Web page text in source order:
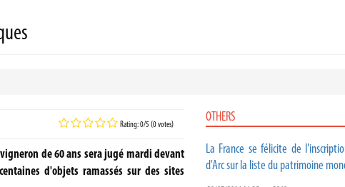
Rating: 0/5 (0 votes)
de 60 ans sera jugé mardi devant
d'objets ramassés sur des sites
OTHERS
La France se félicite de
d'Arc sur la liste du patrimoine